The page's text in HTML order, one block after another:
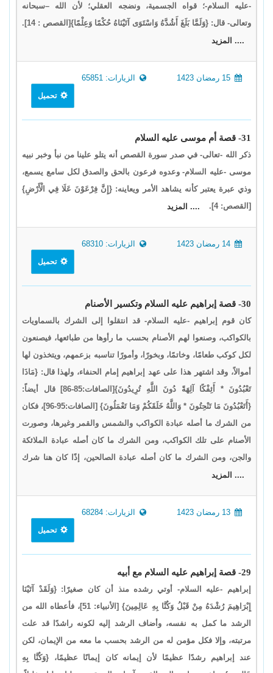
-عليه السلام-؛ قواه الجسمية، ونضجه العقلي؛ لأن الله –سبحانه
وتعالى- قال: {وَلَمَّا بَلَغَ أَشُدَّهُ وَاسْتَوَى آتَيْنَاهُ حُكْمًا وَعِلْمًا}[القصص : 14].
.... المزيد
الزيارات: 65851
تحميل
31- قصة أم موسى عليه السلام
ذكر الله -تعالى- في صدر سورة القصص أنه يتلو علينا من نبأ وخبر نبيه
موسى -عليه السلام- وعدوه فرعون بالحق والصدق لكل سامع يسمع،
وذي عبرة يعتبر كأنه يشاهد الأمر ويعاينه: {إِنَّ فِرْعَوْنَ عَلَا فِي الْأَرْضِ}
[القصص: 4].
.... المزيد
الزيارات: 68310
تحميل
30- قصة إبراهيم عليه السلام وتكسير الأصنام
كان قوم إبراهيم -عليه السلام- قد انتقلوا إلى الشرك بالسماويات
بالكواكب، وصنعوا لهم الأصنام بحسب ما رأوها من طبائعها، فيصنعون
لكل كوكب طعامًا، وخاتمًا، وبخورًا، وأمورًا تناسبه بزعمهم، ويتخذون لها
أموالاً، وقد اشتهر هذا على عهد إبراهيم إمام الحنفاء، ولهذا قال: {مَاذَا
تَعْبُدُونَ * أَئِفْكًا آلِهَةً دُونَ اللَّهِ تُرِيدُونَ}[الصافات:85-86] قال أيضاً:
{أَتَعْبُدُونَ مَا تَنْحِتُونَ * وَاللَّهُ خَلَقَكُمْ وَمَا تَعْمَلُونَ} [الصافات:95-96]، فكان
من الشرك ما أصله عبادة الكواكب والشمس والقمر وغيرها، وصورت
الأصنام على تلك الكواكب، ومن الشرك ما كان أصله عبادة الملائكة
والجن، ومن الشرك ما كان أصله عبادة الصالحين، إذًا كان هنا شرك
.... المزيد
الزيارات: 68284
تحميل
29- قصة إبراهيم عليه السلام مع أبيه
إبراهيم -عليه السلام- أوتي رشده منذ أن كان صغيرًا: {وَلَقَدْ آتَيْنَا
إِبْرَاهِيمَ رُشْدَهُ مِنْ قَبْلُ وَكُنَّا بِهِ عَالِمِينَ} [الأنبياء: 51]، فأعطاه الله من
الرشد ما كمل به نفسه، وأضاف الرشد إليه لكونه راشدًا قد علت
مرتبته، وإلا فكل مؤمن له من الرشد بحسب ما معه من الإيمان، لكن
عند إبراهيم رشدًا عظيمًا لأن إيمانه كان إيمانًا عظيمًا، {وَكُنَّا بِهِ